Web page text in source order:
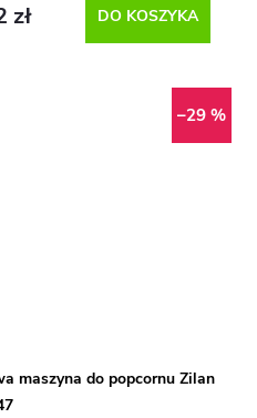
zł DO KOSZYKA
–29 %
maszyna do popcornu Zilan